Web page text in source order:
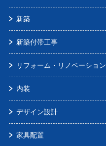
新築
新築付帯工事
リフォーム・リノベーション
内装
デザイン設計
家具配置